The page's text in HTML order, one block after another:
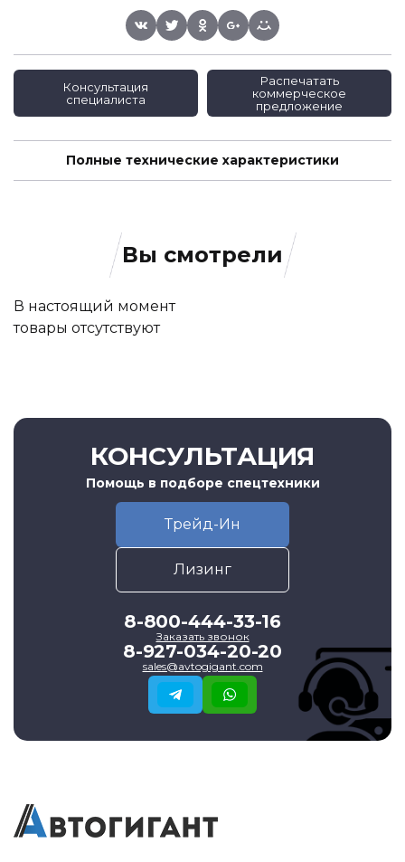
Консультация
специалиста
Распечатать
коммерческое
предложение
Полные технические характеристики
Вы смотрели
В настоящий момент
товары отсутствуют
КОНСУЛЬТАЦИЯ
Помощь в подборе спецтехники
Трейд-Ин
Лизинг
8-800-444-33-16
Заказать звонок
8-927-034-20-20
sales@avtogigant.com